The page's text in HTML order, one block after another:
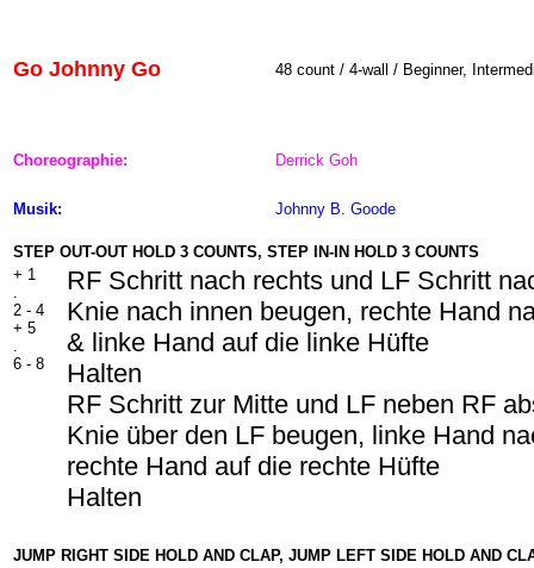
Go Johnny Go 48 count / 4-wall / Beginner,
Choreographie: Derrick Goh
Musik: Johnny B. Goode
STEP OUT-OUT HOLD 3 COUNTS, STEP IN-IN HOLD 3 COUNTS
+ 1
.
2 - 4
+ 5
.
6 - 8
RF Schritt nach rechts und LF Schritt
Knie nach innen beugen, rechte Hand
& linke Hand auf die linke Hüfte
Halten
RF Schritt zur Mitte und LF neben RF
Knie über den LF beugen, linke Hand
rechte Hand auf die rechte Hüfte
Halten
JUMP RIGHT SIDE HOLD AND CLAP, JUMP LEFT SIDE HOLD AND